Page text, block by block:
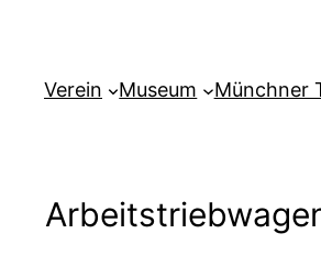
Verein Museum Münchner